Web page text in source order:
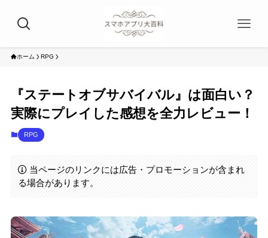
ホーム RPG
『ステートオブサバイバル』は面白い？
実際にプレイした感想を全力レビュー！
RPG
当ページのリンクには広告・プロモーションが含まれ
る場合があります。